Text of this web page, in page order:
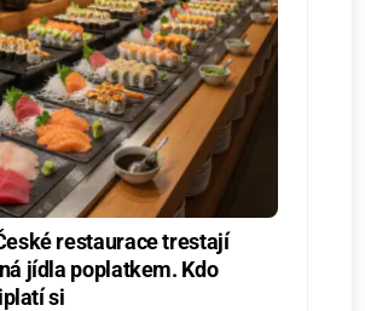
restaurace trestají
jídla poplatkem. Kdo
si